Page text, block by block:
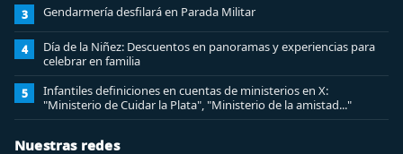
3 Gendarmería desfilará en Parada Militar
4
Día de la Niñez: Descuentos en panoramas y experiencias para
celebrar en familia
5
Infantiles definiciones en cuentas de ministerios en X:
"Ministerio de Cuidar la Plata", "Ministerio de la amistad..."
Nuestras redes